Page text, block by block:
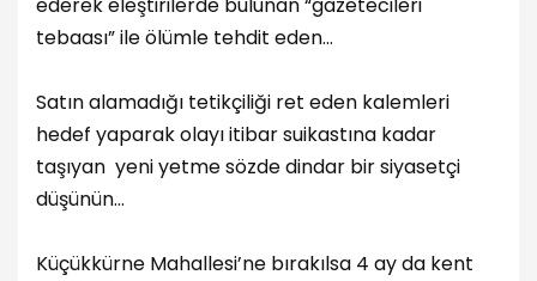
tebaası” ile ölümle tehdit eden...
Satın alamadığı tetikçiliği ret eden kalemleri
hedef yaparak olayı itibar suikastına kadar
taşıyan yeni yetme sözde dindar bir siyasetçi
düşünün…
Küçükkürne Mahallesi’ne bırakılsa 4 ay da kent